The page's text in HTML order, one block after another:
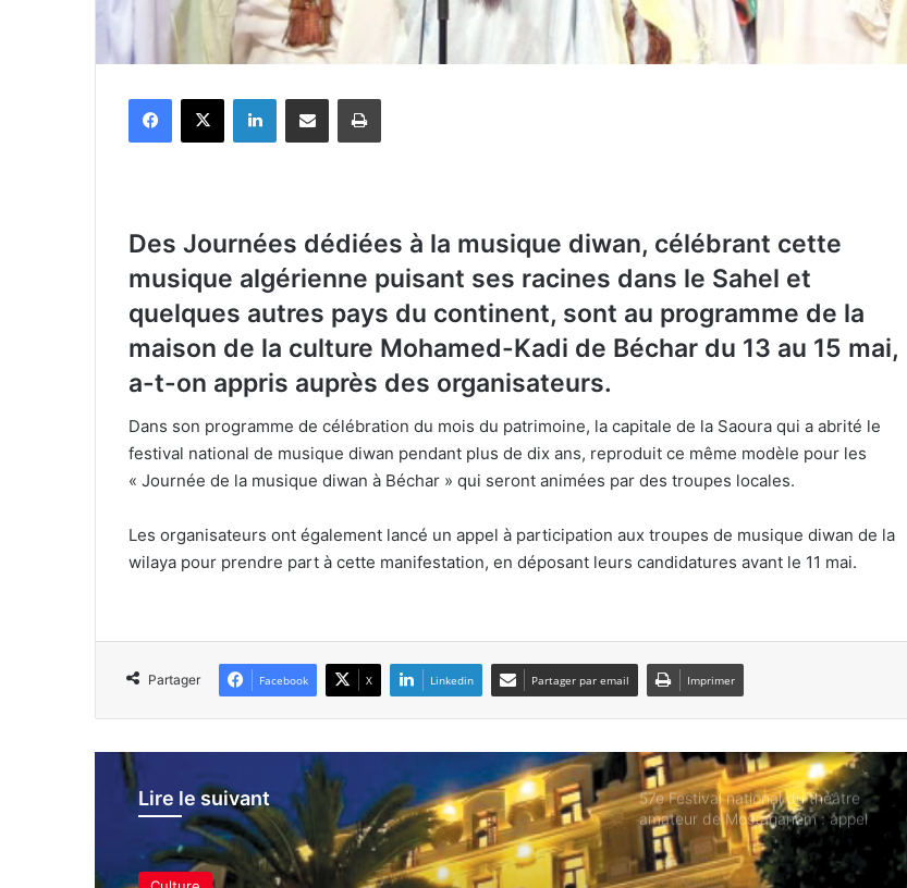
Des Journées dédiées à la musique diwan, célébrant cette
musique algérienne puisant ses racines dans le Sahel et
quelques autres pays du continent, sont au programme de la
maison de la culture Mohamed-Kadi de Béchar du 13 au 15 mai,
a-t-on appris auprès des organisateurs.
Dans son programme de célébration du mois du patrimoine, la capitale de la Saoura qui a abrité le
festival national de musique diwan pendant plus de dix ans, reproduit ce même modèle pour les
« Journée de la musique diwan à Béchar » qui seront animées par des troupes locales.
Les organisateurs ont également lancé un appel à participation aux troupes de musique diwan de la
wilaya pour prendre part à cette manifestation, en déposant leurs candidatures avant le 11 mai.
Partager Facebook X Linkedin Partager par email Imprimer
Lire le suivant
Tissemsilt commémore le 65e
anniversaire de la mort au champ
d’honneur du héros Djilali Bounâama
Oued Smar : le cinéma en plein air fait
son grand retour
Le tajine en terre cuite, gardien des
saveurs authentiques de la cuisine
algérienne
Yennayer 2977 et Prix du Président
de la République de la littérature
amazighe : Tlemcen au cœur des
amateur de Mostaganem : appel
exceptionnel à candidature
Tourisme : un programme de
sensibilisation pour les établissements
hôteliers sur l’importance de